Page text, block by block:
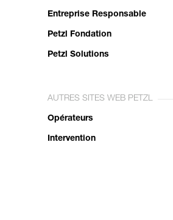
Entreprise Responsable
Petzl Fondation
Petzl Solutions
AUTRES SITES WEB PETZL
Opérateurs
Intervention